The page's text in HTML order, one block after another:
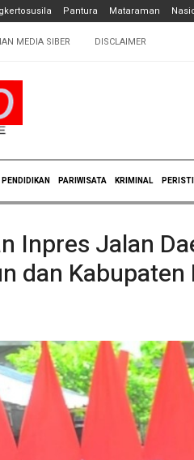
Pantura Mataraman
MEDIA SIBER DISCLAIMER
PENDIDIKAN PARIWISATA KRIMINAL
Inpres Jalan
dan Kabupaten